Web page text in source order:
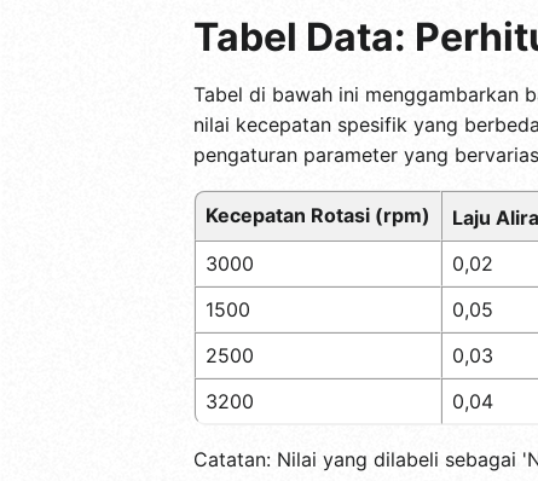
Tabel Data:
Tabel di bawah ini menggambarkan
nilai kecepatan spesifik yang
pengaturan parameter yang
Kecepatan Rotasi (rpm) Laju
3000
0,02
1500
0,05
2500
0,03
3200
0,04
Catatan: Nilai yang dilabeli sebagai